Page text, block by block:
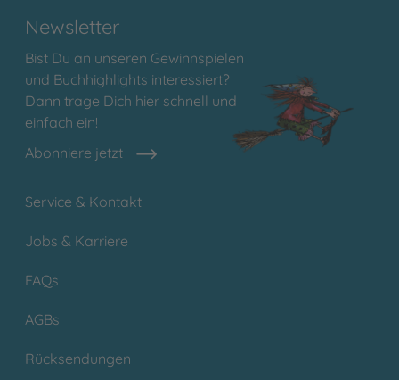
Newsletter
Bist Du an unseren Gewinnspielen
und Buchhighlights interessiert?
Dann trage Dich hier schnell und
einfach ein!
Abonniere jetzt
Service & Kontakt
Jobs & Karriere
FAQs
AGBs
Rücksendungen